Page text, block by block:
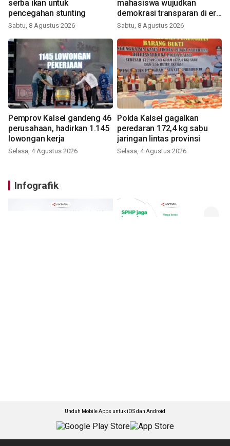
serba ikan untuk
pencegahan stunting
Sabtu, 8 Agustus 2026
mahasiswa wujudkan
demokrasi transparan di era
digital
Sabtu, 8 Agustus 2026
Pemprov Kalsel gandeng 46
perusahaan, hadirkan 1.145
lowongan kerja
Selasa, 4 Agustus 2026
Polda Kalsel gagalkan
peredaran 172,4 kg sabu
jaringan lintas provinsi
Selasa, 4 Agustus 2026
Infografik
Unduh Mobile Apps untuk iOS dan Android